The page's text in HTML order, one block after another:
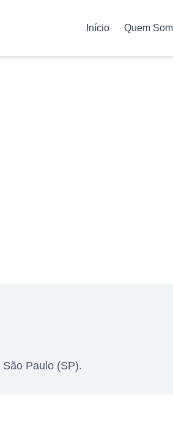
Início Quem
São Paulo(SP).